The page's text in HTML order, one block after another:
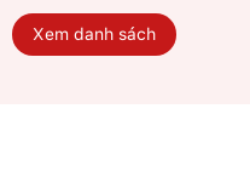
Xem danh sách